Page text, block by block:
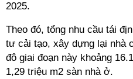
2025.
Theo đó, tổng nhu cầu tái
tư cải tạo, xây dựng lại nhà
đô giai đoạn này khoảng
1,29 triệu m2 sàn nhà ở.